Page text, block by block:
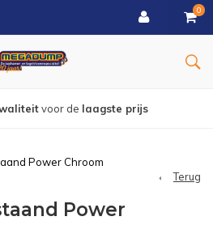
0
Gratisbezorgd vanaf € 150
Power Chroom
Terug
Power